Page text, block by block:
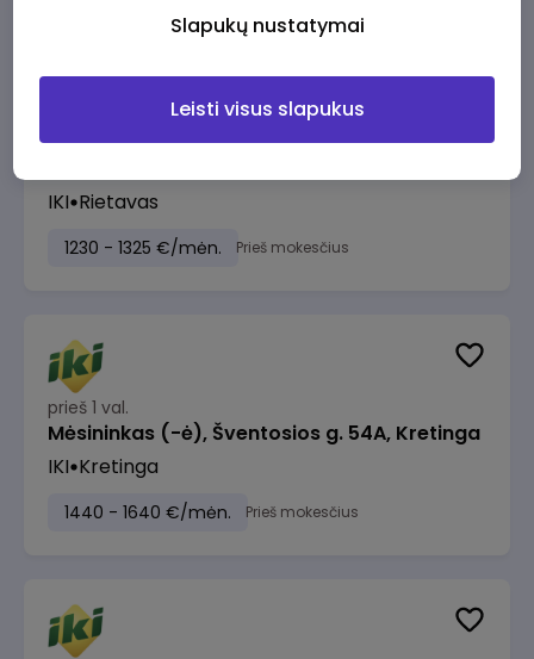
Kasininkas (-ė) - pardavėjas (-a), Plungės
IKI Rietavas
1230 - 1325 €/mėn. Prieš mokesčius
prieš 1 val.
Mėsininkas (-ė), Šventosios g. 54A, Kretinga
IKI Kretinga
1440 - 1640 €/mėn. Prieš mokesčius
Slapukų nustatymai
Leisti visus slapukus